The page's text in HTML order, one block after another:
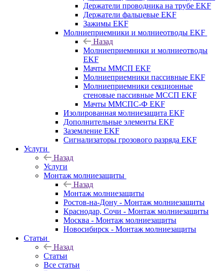
Держатели проводника на трубе EKF
Держатели фальцевые EKF
Зажимы EKF
Молниеприемники и молниеотводы EKF
Назад
Молниеприемники и молниеотводы
EKF
Мачты ММСП EKF
Молниеприемники пассивные EKF
Молниеприемники секционные
стеновые пассивные МССП EKF
Мачты ММСПС-Ф EKF
Изолированная молниезащита EKF
Дополнительные элементы EKF
Заземление EKF
Сигнализаторы грозового разряда EKF
Услуги
Назад
Услуги
Монтаж молниезащиты
Назад
Монтаж молниезащиты
Ростов-на-Дону - Монтаж молниезащиты
Краснодар, Сочи - Монтаж молниезащиты
Москва - Монтаж молниезащиты
Новосибирск - Монтаж молниезащиты
Статьи
Назад
Статьи
Все статьи